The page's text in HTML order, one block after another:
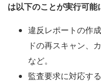
は以下のことが実行可能
違反レポートの作
ドの再スキャン、
など。
監査要求に対応す